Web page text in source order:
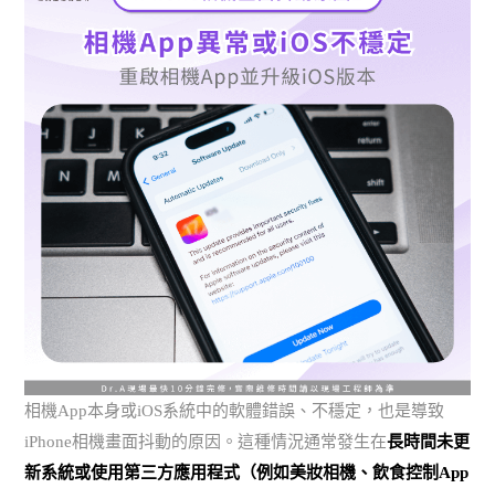
相機App本身或iOS系統中的軟體錯誤、不穩定，也是導致
iPhone相機畫面抖動的原因。這種情況通常發生在長時間未更
新系統或使用第三方應用程式（例如美妝相機、飲食控制App